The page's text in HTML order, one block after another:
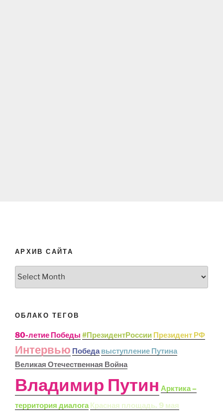
АРХИВ САЙТА
Архив
ОБЛАКО ТЕГОВ
80-летие Победы #ПрезидентРоссии Президент РФ
Интервью Победа выступление Путина
Великая Отечественная Война
Владимир Путин Арктика –
территория диалога Красная площадь. 9 мая